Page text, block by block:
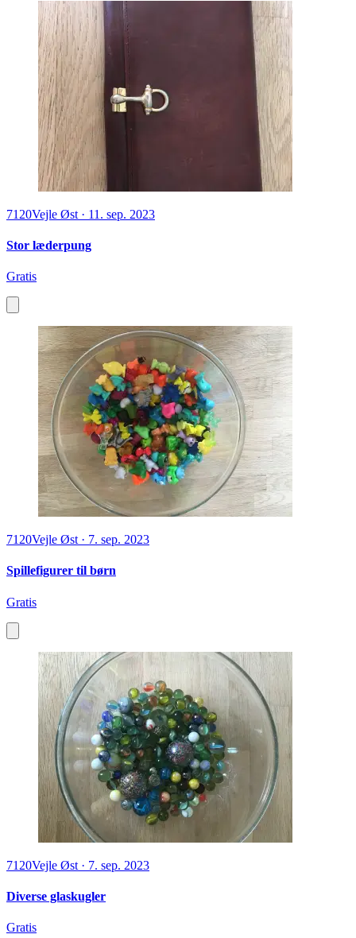
7120Vejle Øst · 11. sep. 2023
Stor læderpung
Gratis
7120Vejle Øst · 7. sep. 2023
Spillefigurer til børn
Gratis
7120Vejle Øst · 7. sep. 2023
Diverse glaskugler
Gratis